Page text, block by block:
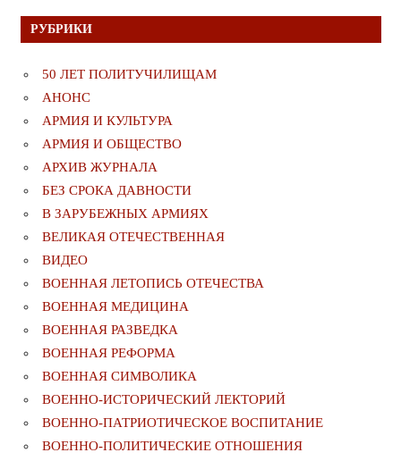
РУБРИКИ
50 ЛЕТ ПОЛИТУЧИЛИЩАМ
АНОНС
АРМИЯ И КУЛЬТУРА
АРМИЯ И ОБЩЕСТВО
АРХИВ ЖУРНАЛА
БЕЗ СРОКА ДАВНОСТИ
В ЗАРУБЕЖНЫХ АРМИЯХ
ВЕЛИКАЯ ОТЕЧЕСТВЕННАЯ
ВИДЕО
ВОЕННАЯ ЛЕТОПИСЬ ОТЕЧЕСТВА
ВОЕННАЯ МЕДИЦИНА
ВОЕННАЯ РАЗВЕДКА
ВОЕННАЯ РЕФОРМА
ВОЕННАЯ СИМВОЛИКА
ВОЕННО-ИСТОРИЧЕСКИЙ ЛЕКТОРИЙ
ВОЕННО-ПАТРИОТИЧЕСКОЕ ВОСПИТАНИЕ
ВОЕННО-ПОЛИТИЧЕСКИE ОТНОШЕНИЯ